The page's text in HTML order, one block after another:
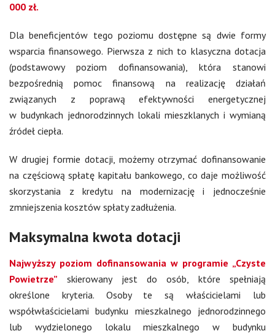
000 zł.
Dla beneficjentów tego poziomu dostępne są dwie formy
wsparcia finansowego. Pierwsza z nich to klasyczna dotacja
(podstawowy poziom dofinansowania), która stanowi
bezpośrednią pomoc finansową na realizację działań
związanych z poprawą efektywności energetycznej
w budynkach jednorodzinnych lokali mieszklanych i wymianą
źródeł ciepła.
W drugiej formie dotacji, możemy otrzymać dofinansowanie
na częściową spłatę kapitału bankowego, co daje możliwość
skorzystania z kredytu na modernizację i jednocześnie
zmniejszenia kosztów spłaty zadłużenia.
Maksymalna kwota dotacji
Najwyższy poziom dofinansowania w programie „Czyste
Powietrze” skierowany jest do osób, które spełniają
określone kryteria. Osoby te są właścicielami lub
współwłaścicielami budynku mieszkalnego jednorodzinnego
lub wydzielonego lokalu mieszkalnego w budynku